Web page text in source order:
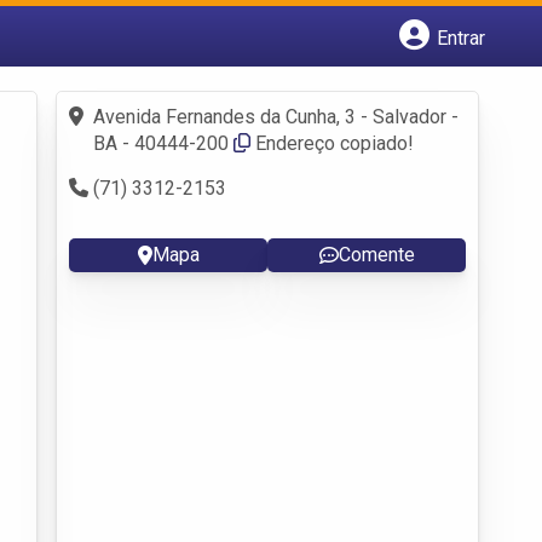
Entrar
Fazer login
Criar conta
Avenida Fernandes da Cunha, 3 - Salvador -
BA - 40444-200
Endereço copiado!
(71) 3312-2153
Mapa Comente